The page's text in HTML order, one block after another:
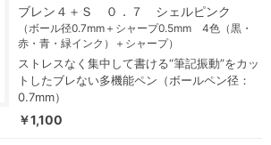
ブレン４＋Ｓ ０．７ シェルピンク
（ボール径0.7mm＋シャープ0.5mm 4色（黒・
赤・青・緑インク）＋シャープ）
ストレスなく集中して書ける“筆記振動”をカッ
トしたブレない多機能ペン（ボールペン径：
0.7mm）
￥1,100